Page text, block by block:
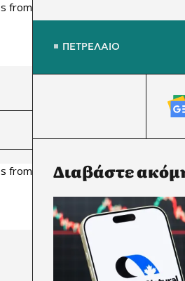
ΠΕΤΡΕΛΑΙΟ
Διαβάστε